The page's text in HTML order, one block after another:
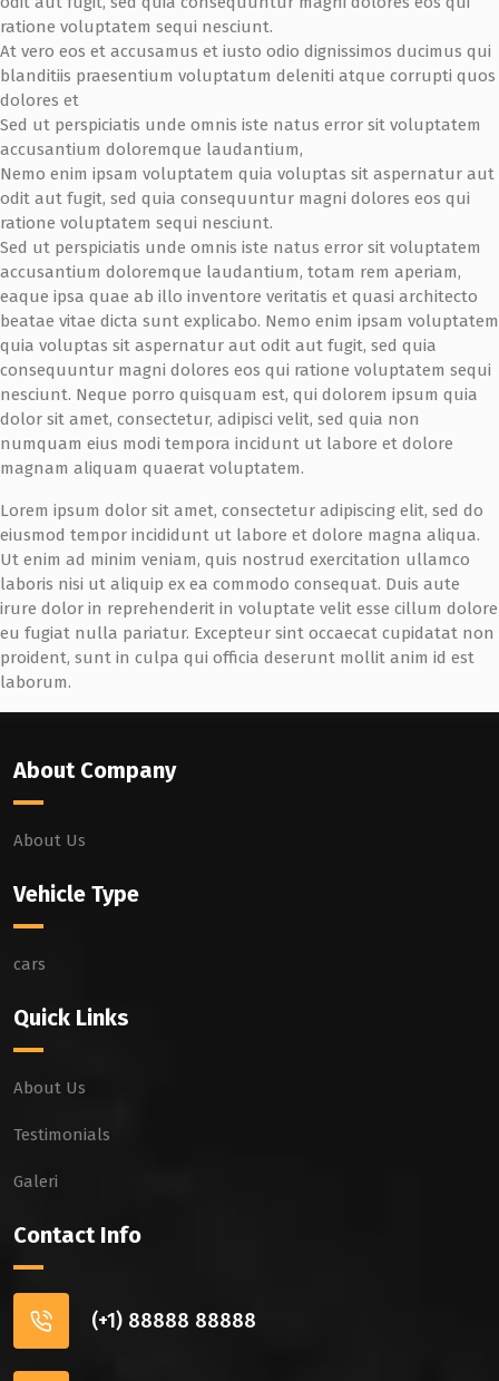
ratione voluptatem sequi nesciunt.
At vero eos et accusamus et iusto odio dignissimos ducimus qui
blanditiis praesentium voluptatum deleniti atque corrupti quos
dolores et
Sed ut perspiciatis unde omnis iste natus error sit voluptatem
accusantium doloremque laudantium,
Nemo enim ipsam voluptatem quia voluptas sit aspernatur aut
odit aut fugit, sed quia consequuntur magni dolores eos qui
ratione voluptatem sequi nesciunt.
Sed ut perspiciatis unde omnis iste natus error sit voluptatem
accusantium doloremque laudantium, totam rem aperiam,
eaque ipsa quae ab illo inventore veritatis et quasi architecto
beatae vitae dicta sunt explicabo. Nemo enim ipsam voluptatem
quia voluptas sit aspernatur aut odit aut fugit, sed quia
consequuntur magni dolores eos qui ratione voluptatem sequi
nesciunt. Neque porro quisquam est, qui dolorem ipsum quia
dolor sit amet, consectetur, adipisci velit, sed quia non
numquam eius modi tempora incidunt ut labore et dolore
magnam aliquam quaerat voluptatem.
Lorem ipsum dolor sit amet, consectetur adipiscing elit, sed do
eiusmod tempor incididunt ut labore et dolore magna aliqua.
Ut enim ad minim veniam, quis nostrud exercitation ullamco
laboris nisi ut aliquip ex ea commodo consequat. Duis aute
irure dolor in reprehenderit in voluptate velit esse cillum dolore
eu fugiat nulla pariatur. Excepteur sint occaecat cupidatat non
proident, sunt in culpa qui officia deserunt mollit anim id est
laborum.
About Company
About Us
Vehicle Type
cars
Quick Links
About Us
Testimonials
Galeri
Contact Info
(+1) 88888 88888